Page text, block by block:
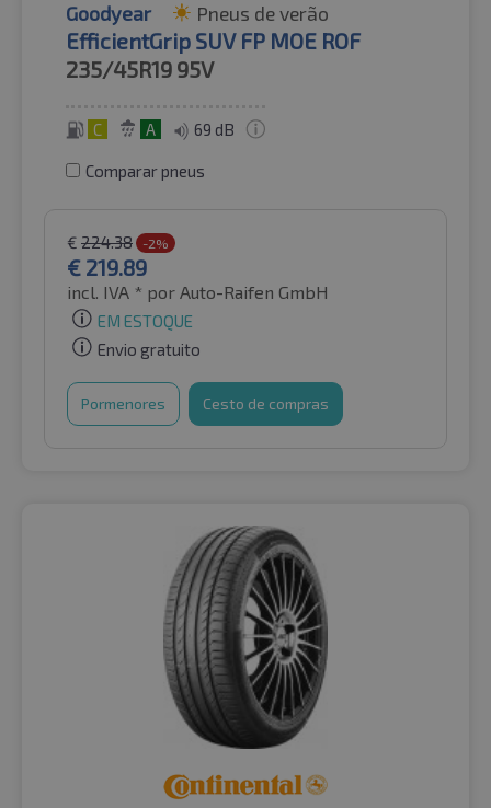
Goodyear Pneus de verão
EfficientGrip SUV FP MOE ROF
235/45R19 95V
C A 69 dB
Comparar pneus
€ 224.38 -2%
€ 219.89
incl. IVA * por Auto-Raifen GmbH
EM ESTOQUE
Envio gratuito
Pormenores Cesto de compras